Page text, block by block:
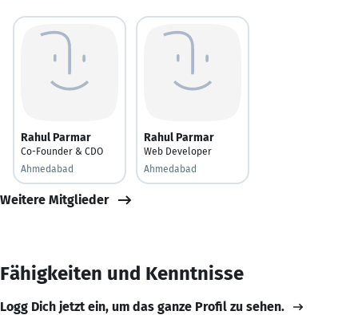
Rahul Parmar
Co-Founder & CDO
Ahmedabad
Rahul Parmar
Web Developer
Ahmedabad
Weitere Mitglieder
Fähigkeiten und Kenntnisse
Logg Dich jetzt ein, um das ganze Profil zu sehen.